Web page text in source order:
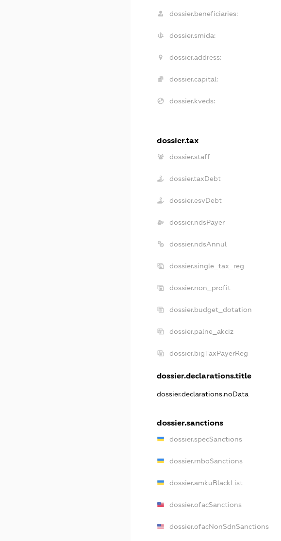
dossier.beneficiaries:
dossier.smida:
dossier.address:
dossier.capital:
dossier.kveds:
dossier.tax
dossier.staff
dossier.taxDebt
dossier.esvDebt
dossier.ndsPayer
dossier.ndsAnnul
dossier.single_tax_reg
dossier.non_profit
dossier.budget_dotation
dossier.palne_akciz
dossier.bigTaxPayerReg
dossier.declarations.title
dossier.declarations.noData
dossier.sanctions
dossier.specSanctions
dossier.rnboSanctions
dossier.amkuBlackList
dossier.ofacSanctions
dossier.ofacNonSdnSanctions